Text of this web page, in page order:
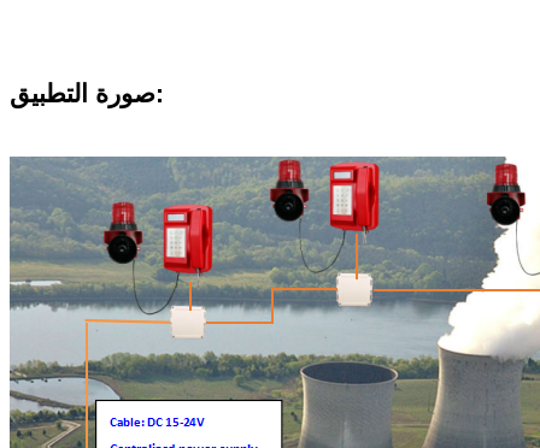
صورة التطبيق: